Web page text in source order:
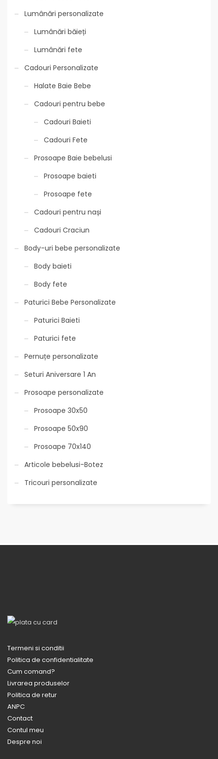
Lumânări personalizate
Lumânări băieți
Lumânări fete
Cadouri Personalizate
Halate Baie Bebe
Cadouri pentru bebe
Cadouri Baieti
Cadouri Fete
Prosoape Baie bebelusi
Prosoape baieti
Prosoape fete
Cadouri pentru nași
Cadouri Craciun
Body-uri bebe personalizate
Body baieti
Body fete
Paturici Bebe Personalizate
Paturici Baieti
Paturici fete
Pernuțe personalizate
Seturi Aniversare 1 An
Prosoape personalizate
Prosoape 30x50
Prosoape 50x90
Prosoape 70x140
Articole bebelusi-Botez
Tricouri personalizate
Termeni si conditii
Politica de confidentialitate
Cum comand?
Livrarea produselor
Politica de retur
ANPC
Contact
Contul meu
Despre noi